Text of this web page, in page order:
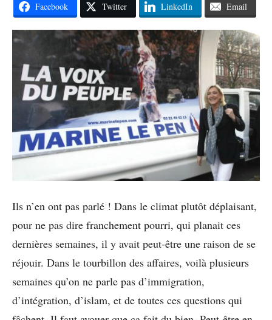
Facebook Twitter LinkedIn Email
Ils n’en ont pas parlé ! Dans le climat plutôt déplaisant,
pour ne pas dire franchement pourri, qui planait ces
dernières semaines, il y avait peut-être une raison de se
réjouir. Dans le tourbillon des affaires, voilà plusieurs
semaines qu’on ne parle pas d’immigration,
d’intégration, d’islam, et de toutes ces questions qui